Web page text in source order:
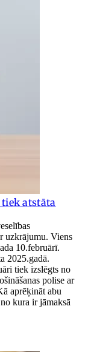
atstāta
uzkrājumu. Viens
10.februārī.
2025.gadā.
tiek izslēgts no
polise ar
aprēķināt abu
kura ir jāmaksā